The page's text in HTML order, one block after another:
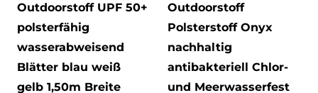
Outdoorstoff UPF 50+
polsterfähig
wasserabweisend
Blätter blau weiß
gelb 1,50m Breite
Outdoorstoff
Polsterstoff Onyx
nachhaltig
antibakteriell Chlor-
und Meerwasserfest